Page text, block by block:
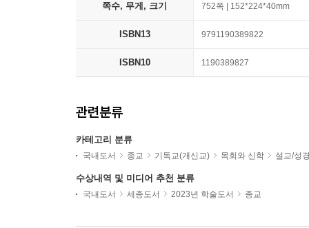
쪽수, 무게, 크기 752쪽 | 152*224*40mm
ISBN13 9791190389822
ISBN10 1190389827
관련분류
카테고리 분류
국내도서 종교 기독교(개신교) 목회와 신학 설교/성
수상내역 및 미디어 추천 분류
국내도서 세종도서 2023년 학술도서 종교